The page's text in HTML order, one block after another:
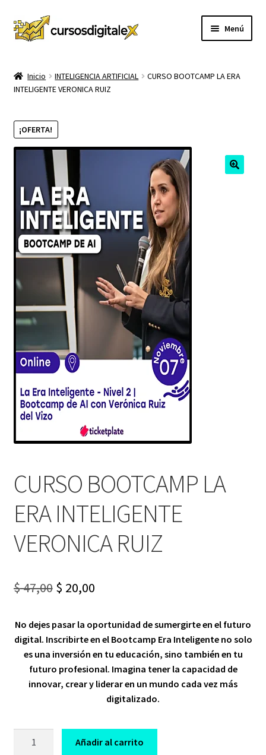
Ir
a
Ir
al
Menú
TIENDA
CURSOS
hijo
MEMBRESIA
MI CUENTA
CARRITO
CONTACTO
Inicio INTELIGENCIA ARTIFICIAL
CURSO BOOTCAMP LA ERA
INTELIGENTE VERONICA RUIZ
¡OFERTA!
CURSO BOOTCAMP LA
ERA INTELIGENTE
VERONICA RUIZ
$47,00 Original
was:
$ 47,00.
$ 20,00Current
is:
$ 20,00.
No dejes pasar la oportunidad de sumergirte en el futuro
digital. Inscribirte en el Bootcamp Era Inteligente no solo
es una inversión en tu educación, sino también en tu
futuro profesional. Imagina tener la capacidad de
innovar, crear y liderar en un mundo cada vez más
digitalizado.
Añadir al carrito